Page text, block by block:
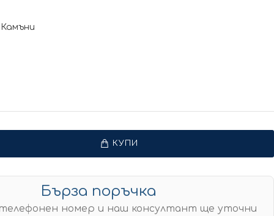
Камъни
КУПИ
Бърза поръчка
номер и наш консултант ще уточни